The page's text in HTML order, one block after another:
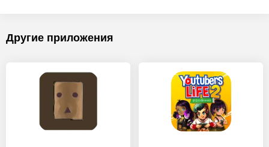
Другие приложения